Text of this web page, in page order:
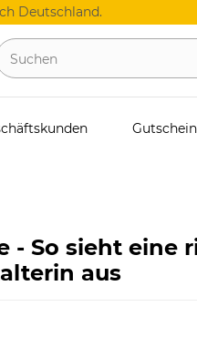
Deutschland.
- So sieht eine
aus